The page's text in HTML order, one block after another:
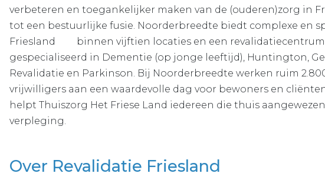
verbeteren en toegankelijker maken van de (ouderen)zorg in
tot een bestuurlijke fusie. Noorderbreedte biedt complexe en
Friesland binnen vijftien locaties en een
gespecialiseerd in Dementie (op jonge leeftijd), Huntington,
Revalidatie en Parkinson. Bij Noorderbreedte werken ruim
vrijwilligers aan een waardevolle dag voor bewoners en
helpt Thuiszorg Het Friese Land iedereen die thuis
verpleging.
Over Revalidatie Friesland